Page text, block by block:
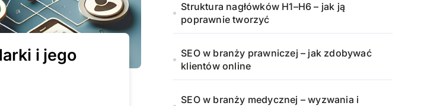
i jego
Struktura nagłówków H1–H6 – jak ją
poprawnie tworzyć
SEO w branży prawniczej – jak zdobywać
klientów online
SEO w branży medycznej – wyzwania i